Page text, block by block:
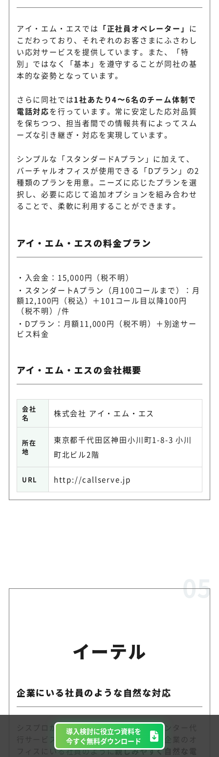
導入検討に役立つ資料を
今すぐ無料ダウンロード
アイ・エム・エスでは 「正社員オペレーター」 に
こだわっており、それぞれのお客さまにふさわし
い応対サービスを提供しています。また、「特
別」ではなく「基本」を遵守することが同社の基
本的な姿勢となっています。
さらに同社では1社あたり4〜6名のチーム体制で
電話対応を行っています。常に安定した応対品質
を保ちつつ、担当者間での情報共有によってスム
ーズな引き継ぎ・対応を実現しています。
シンプルな「スタンダードAプラン」に加えて、
バーチャルオフィスが使用できる「Dプラン」の2
種類のプランを用意。ニーズに応じたプランを選
択し、必要に応じて追加オプションを組み合わせ
ることで、柔軟に利用することができます。
アイ・エム・エスの料金プラン
入会金：15,000円（税不明）
スタンダートAプラン（月100コールまで）：月
額12,100円（税込）＋101コール目以降100円
（税不明）/件
Dプラン：月額11,000円（税不明）＋別途サー
ビス料金
アイ・エム・エスの会社概要
会社
名
株式会社 アイ・エム・エス
所在
地
東京都千代田区神田小川町1-8-3 小川
町北ビル2階
URL http://callserve.jp
イーテル
企業にいる社員のような自然な対応
シスプロが提供する電話代行・コールセンター代
行サービス「イーテル」では、お客さま企業のオ
フィスにいる社員のように親しみやすく自然な電